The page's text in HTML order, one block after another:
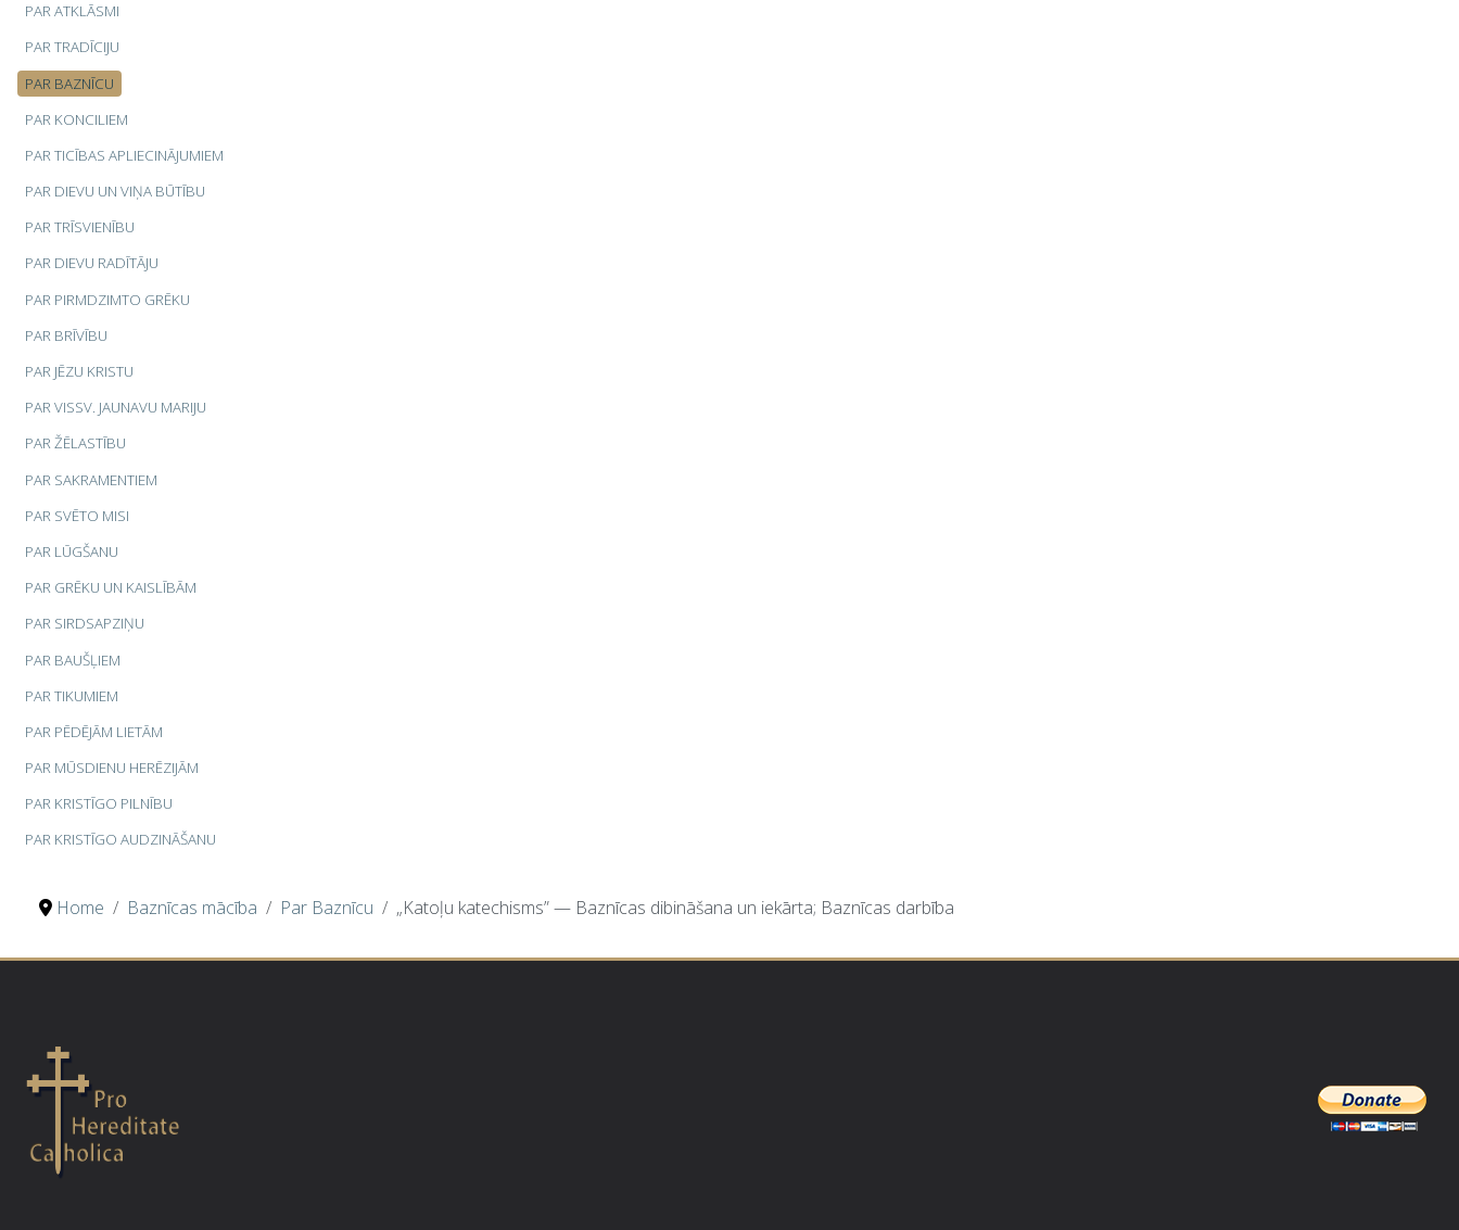
PAR ATKLĀSMI
PAR TRADĪCIJU
PAR BAZNĪCU
PAR KONCILIEM
PAR TICĪBAS APLIECINĀJUMIEM
PAR DIEVU UN VIŅA BŪTĪBU
PAR TRĪSVIENĪBU
PAR DIEVU RADĪTĀJU
PAR PIRMDZIMTO GRĒKU
PAR BRĪVĪBU
PAR JĒZU KRISTU
PAR VISSV. JAUNAVU MARIJU
PAR ŽĒLASTĪBU
PAR SAKRAMENTIEM
PAR SVĒTO MISI
PAR LŪGŠANU
PAR GRĒKU UN KAISLĪBĀM
PAR SIRDSAPZIŅU
PAR BAUŠĻIEM
PAR TIKUMIEM
PAR PĒDĒJĀM LIETĀM
PAR MŪSDIENU HERĒZIJĀM
PAR KRISTĪGO PILNĪBU
PAR KRISTĪGO AUDZINĀŠANU
Home Baznīcas mācība Par Baznīcu „Katoļu katechisms” — Baznīcas dibināšana un iekārta; Baznīcas darbība